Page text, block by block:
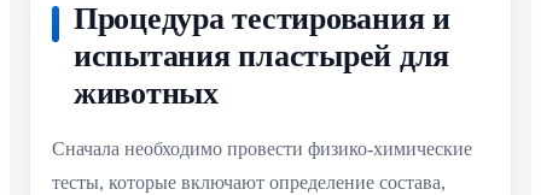
Процедура тестирования и
испытания пластырей для
животных
Сначала необходимо провести физико-химические
тесты, которые включают определение состава,